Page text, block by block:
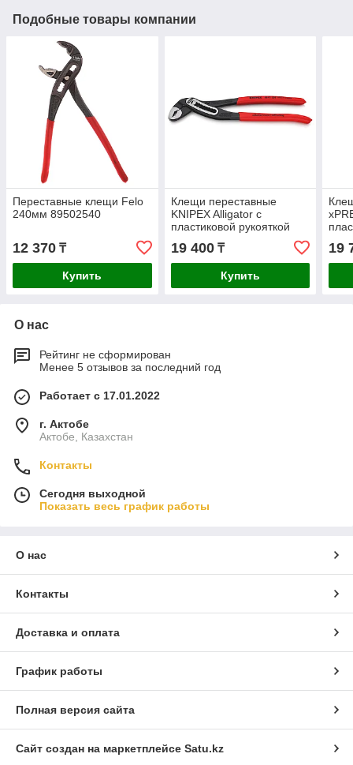
Подобные товары компании
Переставные клещи Felo
240мм 89502540
12 370 ₸
Купить
Клещи переставные
KNIPEX Alligator с
пластиковой рукояткой
250мм 8801250
19 400₸
Купить
19
О нас
Рейтинг не сформирован
Менее 5 отзывов за последний год
Работает с 17.01.2022
г. Актобе
Актобе, Казахстан
Контакты
Сегодня выходной
Показать весь график работы
О нас
Контакты
Доставка и оплата
График работы
Полная версия сайта
Сайт создан на маркетплейсе Satu.kz